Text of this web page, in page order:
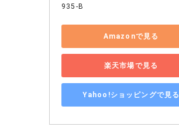
935-B
Amazonで見る
楽天市場で見る
Yahoo!ショッピングで見る